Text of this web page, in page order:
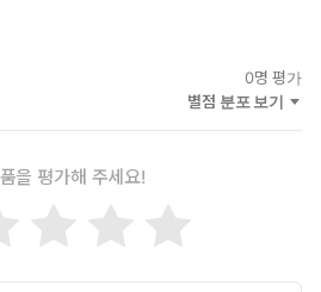
편 소설이다. 그녀는 남부 연합의 대의
군이 점령한 지역에서, 군사 정보 등을
적한 시골길 주변에서 주인공 앞에 다
람이 나타난다. 그 사람이 뭔가를 떨
그 사실을 알린다. 그렇게 두 사람은 대
0명 평가
별점 분포 보기
을 평가해 주세요!